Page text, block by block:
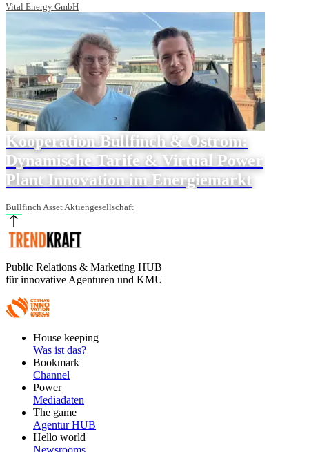
Vital Energy GmbH
Kooperation Bullfinch & Ostrom:
Dynamische Tarife & Virtual Power
Plant Innovation im Energiemarkt
Bullfinch Asset Aktiengesellschaft
Public Relations & Marketing HUB
für innovative Agenturen und KMU
FooterHouse keeping
Was ist das?
Bookmark
Channel
Power
Mediadaten
The game
Agentur HUB
Hello world
Newsrooms